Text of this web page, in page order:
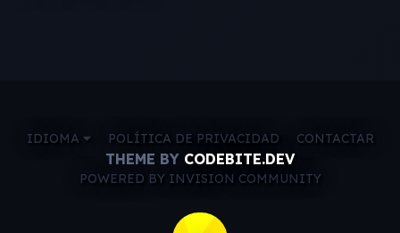
IDIOMA POLÍTICA DE PRIVACIDAD CONTACTAR
THEME BY CODEBITE.DEV
POWERED BY INVISION COMMUNITY